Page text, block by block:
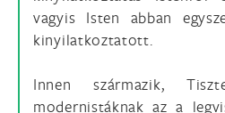
vagyis Isten abban
kinyilatkoztatott.
Innen származik,
modernistáknak az a